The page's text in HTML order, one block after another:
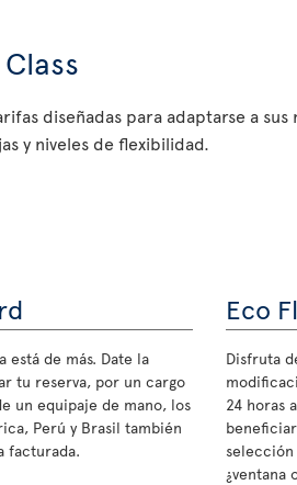
diseñadas para adaptarse a sus
y niveles de flexibilidad.
está de más. Date la
tu reserva, por un cargo
un equipaje de mano, los
Perú y Brasil también
facturada.
Eco
Disfruta
24 horas
selección
¿ventana